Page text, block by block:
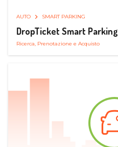
AUTO SMART PARKING
DropTicket Smart Parking
Ricerca, Prenotazione e Acquisto